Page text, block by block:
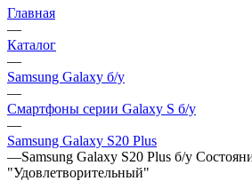
Главная
—
Каталог
—
Samsung Galaxy б/у
—
Смартфоны серии Galaxy S б/у
—
Samsung Galaxy S20 Plus
—Samsung Galaxy S20 Plus б/у
"Удовлетворительный"